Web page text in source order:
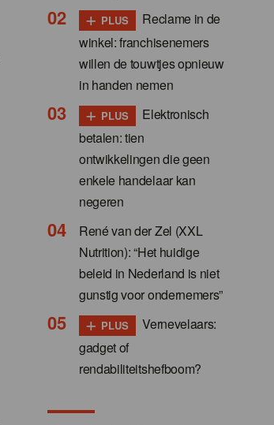
+ PLUS
Reclame in de
winkel: franchisenemers
willen de touwtjes opnieuw
in handen nemen
+ PLUS
Elektronisch
betalen: tien
ontwikkelingen die geen
enkele handelaar kan
negeren
René van der Zel (XXL
Nutrition): “Het huidige
beleid in Nederland is niet
gunstig voor ondernemers”
+ PLUS
Vernevelaars:
gadget of
rendabiliteitshefboom?